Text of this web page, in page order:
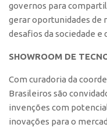
CEPIX
CPEs
INCTs
PRPI/USP
InovaUSP
governos para
gerar oportunidades de​
desafios da sociedade e
SHOWROOM DE
Com curadoria da
Brasileiros são
invenções com
inovações para o